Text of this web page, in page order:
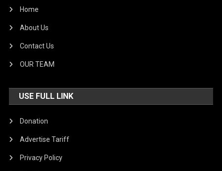
Home
About Us
Contact Us
OUR TEAM
USE FULL LINK
Donation
Advertise Tariff
Privacy Policy